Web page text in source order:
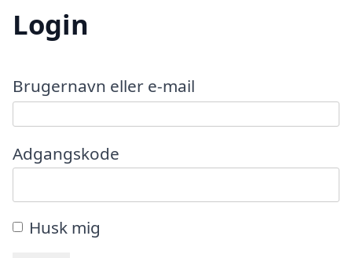
Login
Brugernavn eller e-mail
Adgangskode
Husk mig